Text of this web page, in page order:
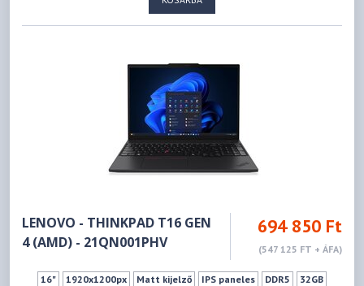
LENOVO - THINKPAD T16 GEN
4 (AMD) - 21QN001PHV
694 850 Ft
(547 125 FT + ÁFA)
16" 1920x1200px Matt kijelző IPS paneles DDR5
32GB